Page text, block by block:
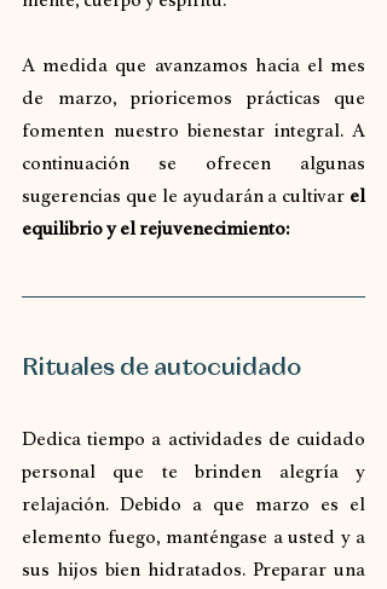
A medida que avanzamos hacia el mes
de marzo, prioricemos prácticas que
fomenten nuestro bienestar integral. A
continuación se ofrecen algunas
sugerencias que le ayudarán a cultivar el
equilibrio y el rejuvenecimiento:
Rituales de autocuidado
Dedica tiempo a actividades de cuidado
personal que te brinden alegría y
relajación. Debido a que marzo es el
elemento fuego, manténgase a usted y a
sus hijos bien hidratados. Preparar una